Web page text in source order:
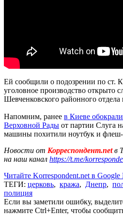
Ей сообщили о подозрении по ст.
уголовное производство открыто
Шевченковского районного
Напомним, ранее в Киеве
Верховной Рады от партии Слуга
машины похитили ноутбук и флеш-
Новости от Корреспондент.netв
на наш канал https://t.me/
Читайте Korrespondent.net в Google
ТЕГИ: церковь, кража, Днепр,
полиция
Если вы заметили ошибку,
нажмите Ctrl+Enter, чтобы